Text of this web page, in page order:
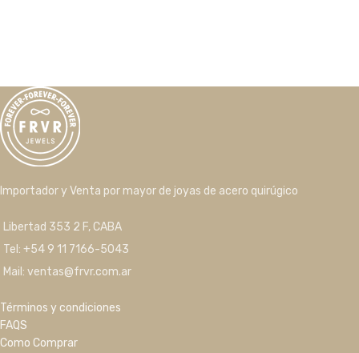
Importador y Venta por mayor de joyas de acero quirúgico
Libertad 353 2 F, CABA
Tel: +54 9 11 7166-5043
Mail: ventas@frvr.com.ar
Términos y condiciones
FAQS
Como Comprar